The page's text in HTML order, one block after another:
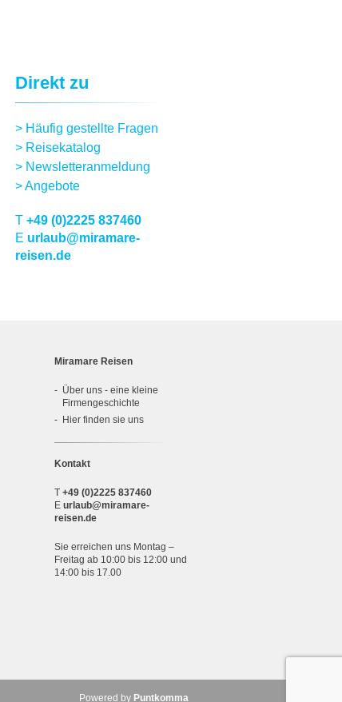
Direkt zu
>Häufig gestellte Fragen
>Reisekatalog
>Newsletteranmeldung
>Angebote
T +49 (0)2225 837460
E urlaub@miramare-
reisen.de
Miramare Reisen
Über uns - eine kleine
Firmengeschichte
Hier finden sie uns
Kontakt
T +49 (0)2225 837460
E urlaub@miramare-
reisen.de
Sie erreichen uns Montag –
Freitag ab 10:00 bis 12:00 und
14:00 bis 17.00
Powered by Puntkomma